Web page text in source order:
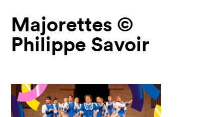
Majorettes ©
Philippe Savoir